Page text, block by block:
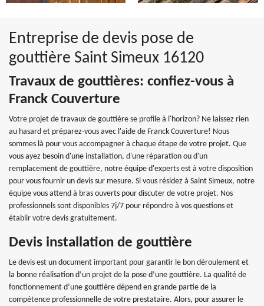
Entreprise de devis pose de
gouttière Saint Simeux 16120
Travaux de gouttières: confiez-vous à
Franck Couverture
Votre projet de travaux de gouttière se profile à l'horizon? Ne laissez rien
au hasard et préparez-vous avec l'aide de Franck Couverture! Nous
sommes là pour vous accompagner à chaque étape de votre projet. Que
vous ayez besoin d'une installation, d'une réparation ou d'un
remplacement de gouttière, notre équipe d'experts est à votre disposition
pour vous fournir un devis sur mesure. Si vous résidez à Saint Simeux, notre
équipe vous attend à bras ouverts pour discuter de votre projet. Nos
professionnels sont disponibles 7j/7 pour répondre à vos questions et
établir votre devis gratuitement.
Devis installation de gouttière
Le devis est un document important pour garantir le bon déroulement et
la bonne réalisation d’un projet de la pose d’une gouttière. La qualité de
fonctionnement d’une gouttière dépend en grande partie de la
compétence professionnelle de votre prestataire. Alors, pour assurer le